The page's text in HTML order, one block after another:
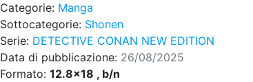
Categorie: Manga
Sottocategorie: Shonen
Serie: DETECTIVE CONAN NEW EDITION
Data di pubblicazione: 26/08/2025
Formato: 12.8x18 , b/n